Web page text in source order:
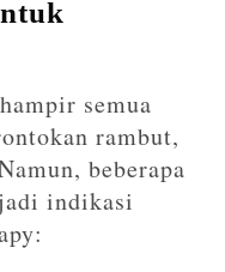
semua
rambut,
beberapa
indikasi